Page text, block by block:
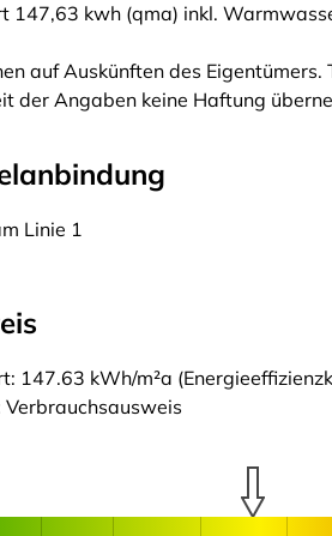
147,63 kwh (qma) inkl.
auf Auskünften des
der Angaben keine Haftung
Linie 1
147.63 kWh/m²a